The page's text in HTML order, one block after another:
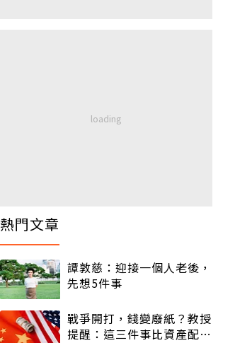
熱門文章
譚敦慈：迎接一個人老後，
先想5件事
戰爭開打，錢變廢紙？教授
提醒：這三件事比資產配置